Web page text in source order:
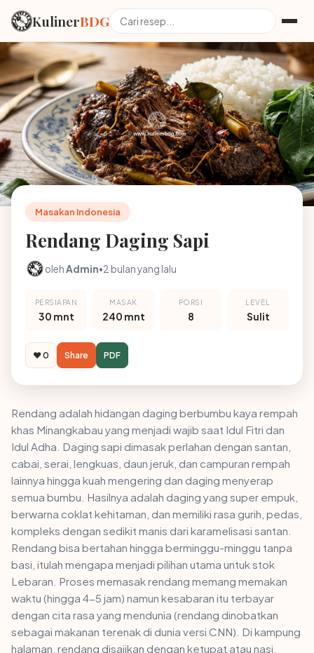
KulinerBDG
Masakan Indonesia
Rendang Daging Sapi
olehAdmin•2 bulan yang lalu
PERSIAPAN
30 mnt
MASAK
240 mnt
PORSI
8
LEVEL
Sulit
❤️ 0 Share PDF
Rendang adalah hidangan daging berbumbu kaya rempah
khas Minangkabau yang menjadi wajib saat Idul Fitri dan
Idul Adha. Daging sapi dimasak perlahan dengan santan,
cabai, serai, lengkuas, daun jeruk, dan campuran rempah
lainnya hingga kuah mengering dan daging menyerap
semua bumbu. Hasilnya adalah daging yang super empuk,
berwarna coklat kehitaman, dan memiliki rasa gurih, pedas,
kompleks dengan sedikit manis dari karamelisasi santan.
Rendang bisa bertahan hingga berminggu-minggu tanpa
basi, itulah mengapa menjadi pilihan utama untuk stok
Lebaran. Proses memasak rendang memang memakan
waktu (hingga 4-5 jam) namun kesabaran itu terbayar
dengan cita rasa yang mendunia (rendang dinobatkan
sebagai makanan terenak di dunia versi CNN). Di kampung
halaman, rendang disajikan dengan ketupat atau nasi,